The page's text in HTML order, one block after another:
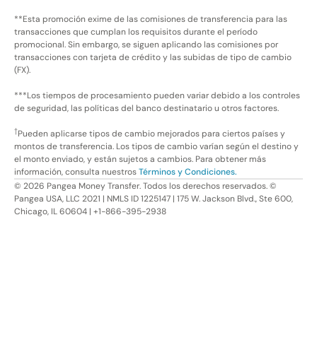
**Esta promoción exime de las comisiones de transferencia para las
transacciones que cumplan los requisitos durante el período
promocional. Sin embargo, se siguen aplicando las comisiones por
transacciones con tarjeta de crédito y las subidas de tipo de cambio
(FX).
***Los tiempos de procesamiento pueden variar debido a los controles
de seguridad, las políticas del banco destinatario u otros factores.
†Pueden aplicarse tipos de cambio mejorados para ciertos países y
montos de transferencia. Los tipos de cambio varían según el destino y
el monto enviado, y están sujetos a cambios. Para obtener más
información, consulta nuestrosTérminos y Condiciones.
© 2026 Pangea Money Transfer. Todos los derechos reservados. ©
Pangea USA, LLC 2021 | NMLS ID 1225147 | 175 W. Jackson Blvd., Ste 600,
Chicago, IL 60604 | +1-866-395-2938